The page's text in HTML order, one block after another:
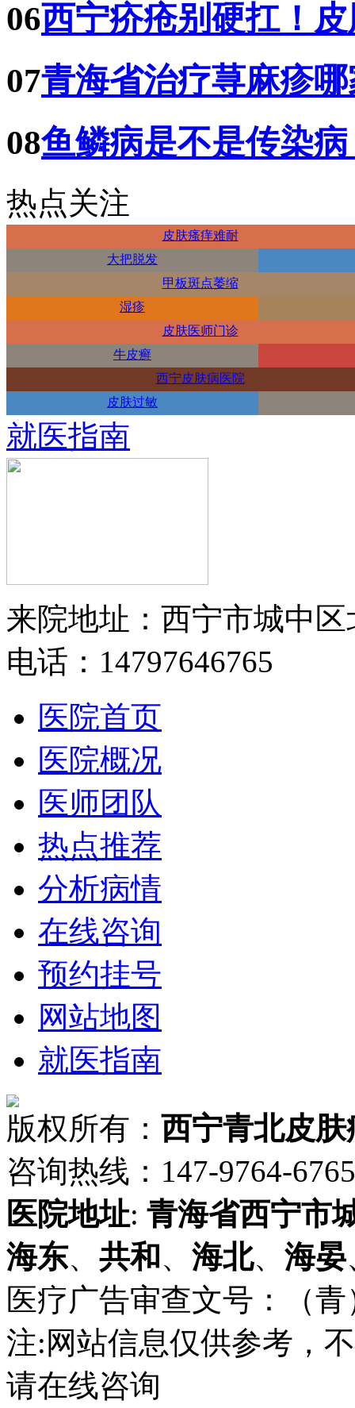
06西宁疥疮别硬扛！
07青海省治疗荨麻疹
08鱼鳞病是不是传染
热点关注
皮肤瘙痒难耐
大把脱发
甲板斑点萎缩
湿疹
皮肤医师门诊
牛皮癣
西宁皮肤病医院
皮肤过敏
就医指南
来院地址：西宁市城中区
电话：14797646765
医院首页
医院概况
医师团队
热点推荐
分析病情
在线咨询
预约挂号
网站地图
就医指南
版权所有： 西宁青北皮肤
咨询热线：147-9764-
医院地址: 青海省西宁市
海东、 共和 、 海北、 海晏
医疗广告审查文号：（
注:网站信息仅供参考，
请在线咨询